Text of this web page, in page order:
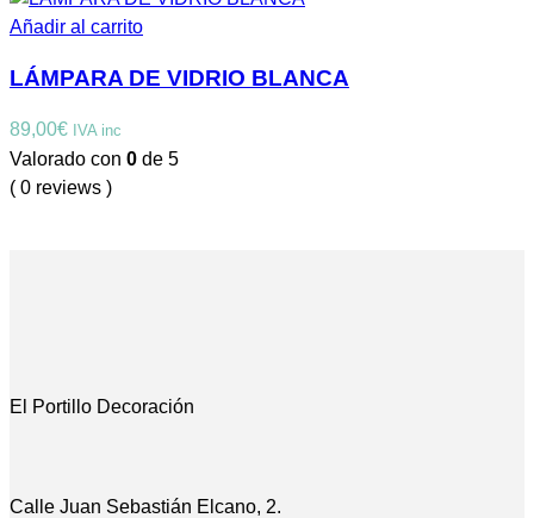
Añadir al carrito
LÁMPARA DE VIDRIO BLANCA
89,00€ IVA inc
Valorado con 0 de 5
( 0 reviews )
El Portillo Decoración
Calle Juan Sebastián Elcano, 2.